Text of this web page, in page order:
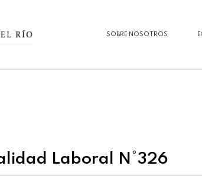
SOBRE NOSOTROS
Laboral N°326